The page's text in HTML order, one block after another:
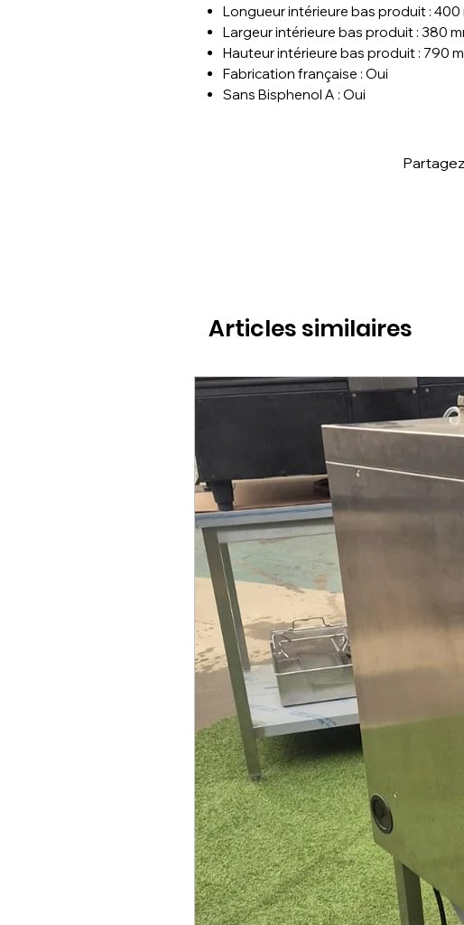
Longueur intérieure bas produit : 400
Largeur intérieure bas produit : 380
Hauteur intérieure bas produit : 790
Fabrication française : Oui
Sans Bisphenol A : Oui
Articles similaires